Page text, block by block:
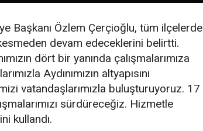
Başkanı Özlem Çerçioğlu, tüm ilçelerde
kesmeden devam edeceklerini belirtti.
dört bir yanında çalışmalarımıza
Aydınımızın altyapısını
vatandaşlarımızla buluşturuyoruz. 17
sürdüreceğiz. Hizmetle
kullandı.